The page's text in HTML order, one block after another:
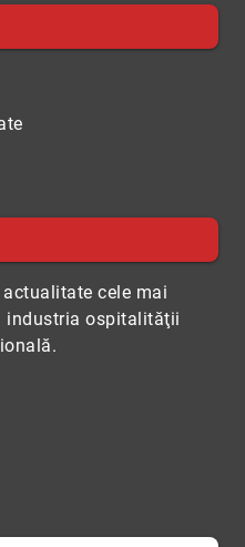
cele mai
industria ospitalităţii